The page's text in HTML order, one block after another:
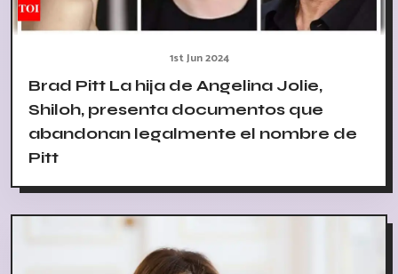
1st Jun 2024
Brad Pitt La hija de Angelina Jolie,
Shiloh, presenta documentos que
abandonan legalmente el nombre de
Pitt